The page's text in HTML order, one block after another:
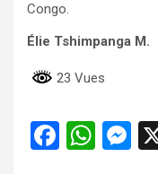
Congo.
Élie Tshimpanga M.
23 Vues
F
W M